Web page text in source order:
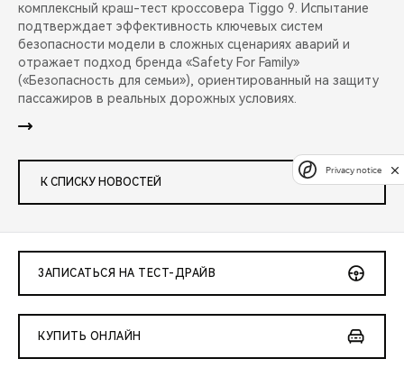
комплексный краш-тест кроссовера Tiggo 9. Испытание
подтверждает эффективность ключевых систем
безопасности модели в сложных сценариях аварий и
отражает подход бренда «Safety For Family»
(«Безопасность для семьи»), ориентированный на защиту
пассажиров в реальных дорожных условиях.
К СПИСКУ НОВОСТЕЙ
ЗАПИСАТЬСЯ НА ТЕСТ-ДРАЙВ
КУПИТЬ ОНЛАЙН
Privacy notice